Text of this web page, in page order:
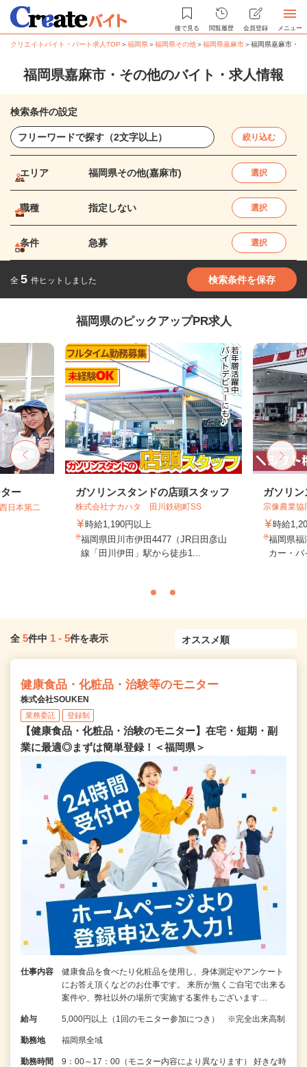
後で見る 閲覧履歴 会員登録 メニュー
クリエイトバイト・パート求人TOP ＞福岡県＞福岡県その他＞福岡県嘉麻市＞福岡県嘉麻市・
福岡県嘉麻市・その他のバイト・求人情報
検索条件の設定
絞り込む
エリア 福岡県その他(嘉麻市) 選択
職種 指定しない 選択
条件 急募 選択
全 5 件ヒットしました 検索条件を保存
福岡県のピックアップPR求人
ー
日本第二
ガソリンスタンドの店頭スタッフ
株式会社ナカハタ 田川鉄砲町SS
時給1,190円以上
福岡県田川市伊田4477（JR日田彦山
線「田川伊田」駅から徒歩1...
ガソリ
宗像農業協
時給
福岡県福
カー・
全 5件中 1 - 5件を表示
健康食品・化粧品・治験等のモニター
株式会社SOUKEN
業務委託 登録制
【健康食品・化粧品・治験のモニター】在宅・短期・副
業に最適◎まずは簡単登録！＜福岡県＞
仕事内容
健康食品を食べたり化粧品を使用し、身体測定やアンケート
にお答え頂くなどのお仕事です。 来所が無くご自宅で出来る
案件や、弊社以外の場所で実施する案件もございます…
給与 5,000円以上（1回のモニター参加につき） ※完全出来高制
勤務地 福岡県全域
勤務時間
9：00～17：00（モニター内容により異なります） 好きな時